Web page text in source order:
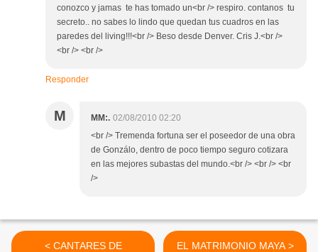
conozco y jamas te has tomado un<br /> respiro. contanos tu
secreto.. no sabes lo lindo que quedan tus cuadros en las
paredes del living!!!<br /> Beso desde Denver. Cris J.<br />
<br /> <br />
Responder
M MM:. 02/08/2010 02:20
<br /> Tremenda fortuna ser el poseedor de una obra
de Gonzálo, dentro de poco tiempo seguro cotizara
en las mejores subastas del mundo.<br /> <br /> <br
/>
< CANTARES DE
EL MATRIMONIO MAYA >